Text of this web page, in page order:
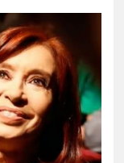
la
de Milei: valoró